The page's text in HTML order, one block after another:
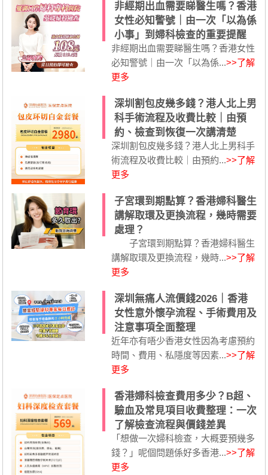
非經期出血需要睇醫生嗎？香港
女性必知警號｜由一次「以為係
小事」到婦科檢查的重要提醒
非經期出血需要睇醫生嗎？香港女性
必知警號｜由一次「以為係...>>了解
更多
深圳割包皮幾多錢？港人北上男
科手術流程及收費比較｜由預
約、檢查到恢復一次講清楚
深圳割包皮幾多錢？港人北上男科手
術流程及收費比較｜由預約...>>了解
更多
子宮環到期點算？香港婦科醫生
講解取環及更換流程，幾時需要
處理？
子宮環到期點算？香港婦科醫生
講解取環及更換流程，幾時...>>了解
更多
深圳無痛人流價錢2026｜香港
女性意外懷孕流程、手術費用及
注意事項全面整理
近年亦有唔少香港女性因為考慮預約
時間、費用、私隱度等因素...>>了解
更多
香港婦科檢查費用多少？B超、
驗血及常見項目收費整理：一次
了解檢查流程與價錢差異
「想做一次婦科檢查，大概要預幾多
錢？」呢個問題係好多香港...>>了解
更多